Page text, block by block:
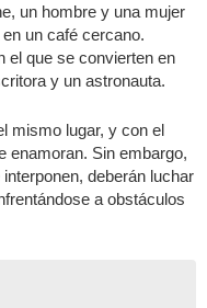
un hombre y una mujer
un café cercano.
el que se convierten en
y un astronauta.
mismo lugar, y con el
enamoran. Sin embargo,
deberán luchar
a obstáculos